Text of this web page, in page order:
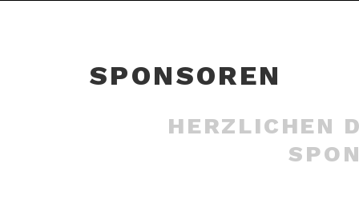
SPONSOREN
HERZLICHEN